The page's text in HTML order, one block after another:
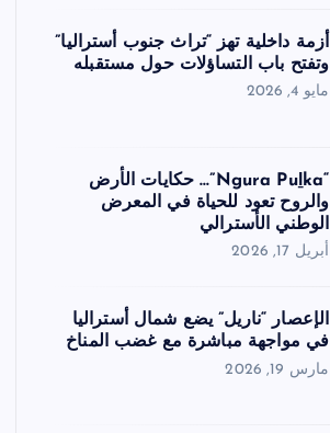
أزمة داخلية تهز “تراث جنوب أستراليا”
وتفتح باب التساؤلات حول مستقبله
مايو 4, 2026
“Ngura Puḻka”… حكايات الأرض
والروح تعود للحياة في المعرض
الوطني الأسترالي
أبريل 17, 2026
الإعصار “ناريل” يضع شمال أستراليا
في مواجهة مباشرة مع غضب المناخ
مارس 19, 2026